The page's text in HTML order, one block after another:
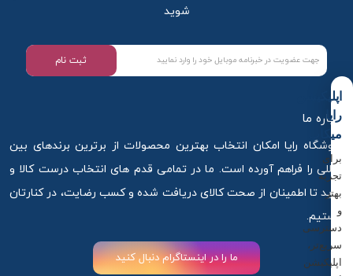
شوید
ثبت نام
درباره ما
فروشگاه رایا امکان انتخاب بهترین محصولات از برترین برندهای بین
المللی را فراهم آورده است. ما در تمامی قدم های انتخاب درست کالا و
خرید تا اطمینان از صحت کالای دریافت شده و کسب رضایت، در کنارتان
هستیم.
ما را در اینستاگرام دنبال کنید
اپلیکیشن
رایا
میکاپ
برای
تجربه
بهتر
و
دسترسی
سریع‌تر،
اپلیکیشن